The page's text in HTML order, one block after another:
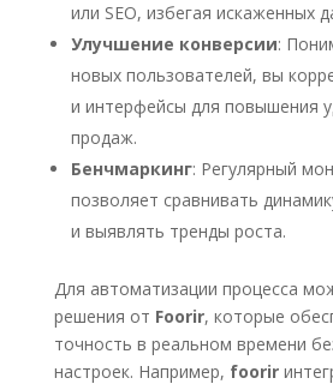
или SEO, избегая искаженных
Улучшение конверсии:
новых пользователей, вы
и интерфейсы для повышения
продаж.
Бенчмаркинг: Регулярный
позволяет сравнивать
и выявлять тренды роста.
Для автоматизации процесса
решения от Foorir, которые
точность в реальном времени
настроек. Например, foorir